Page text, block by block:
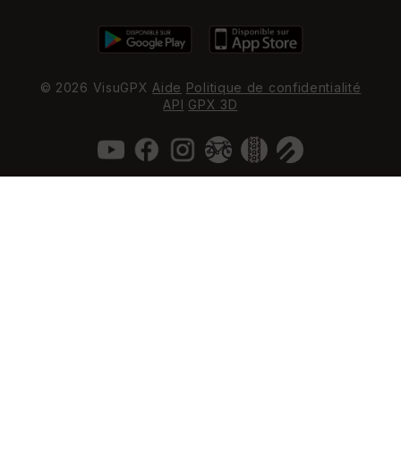
© 2026 VisuGPX Aide Politique de confidentialité
API GPX 3D